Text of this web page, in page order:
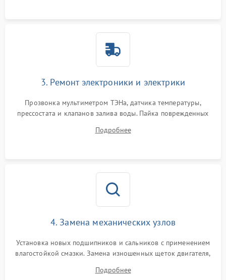
3. Ремонт электроники и электрики
Прозвонка мультиметром ТЭНа, датчика температуры,
прессостата и клапанов залива воды. Пайка поврежденных
Восстановление целостности проводки и контактов.
Подробнее
4. Замена механических узлов
Установка новых подшипников и сальников с применением
влагостойкой смазки. Замена изношенных щеток двигателя,
или поврежденной резиновой манжеты.
Подробнее